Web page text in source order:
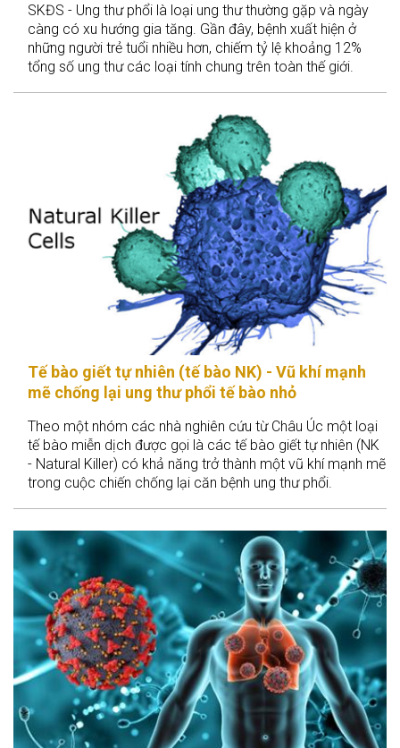
SKĐS - Ung thư phổi là loại ung thư thường gặp và ngày
càng có xu hướng gia tăng. Gần đây, bệnh xuất hiện ở
những người trẻ tuổi nhiều hơn, chiếm tỷ lệ khoảng 12%
tổng số ung thư các loại tính chung trên toàn thế giới.
Tế bào giết tự nhiên (tế bào NK) - Vũ khí mạnh
mẽ chống lại ung thư phổi tế bào nhỏ
Theo một nhóm các nhà nghiên cứu từ Châu Úc một loại
tế bào miễn dịch được gọi là các tế bào giết tự nhiên (NK
- Natural Killer) có khả năng trở thành một vũ khí mạnh mẽ
trong cuộc chiến chống lại căn bệnh ung thư phổi.